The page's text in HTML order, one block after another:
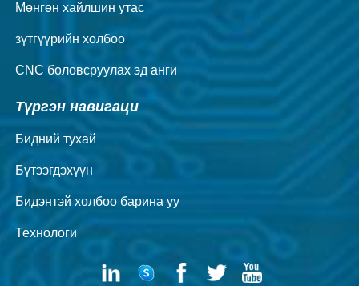
Мөнгөн хайлшин утас
зүтгүүрийн холбоо
CNC боловсруулах эд анги
Түргэн навигаци
Бидний тухай
Бүтээгдэхүүн
Бидэнтэй холбоо барина уу
Технологи